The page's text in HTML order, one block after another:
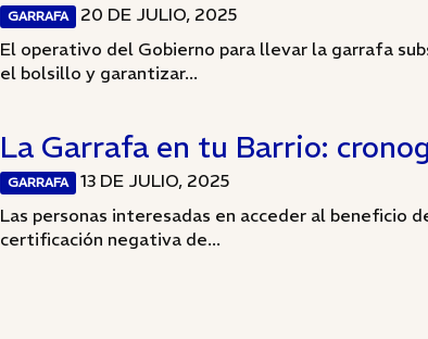
GARRAFA
20 DE JULIO, 2025
El operativo del Gobierno para llevar la garrafa
el bolsillo y garantizar...
La Garrafa en tu Barrio:
GARRAFA
13 DE JULIO, 2025
Las personas interesadas en acceder al beneficio
certificación negativa de...